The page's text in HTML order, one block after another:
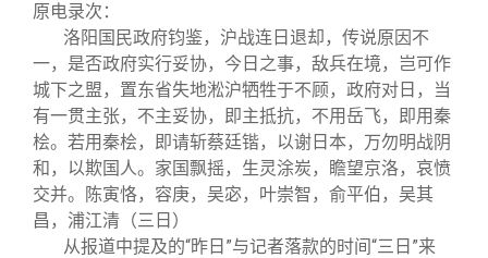
原电录次：
洛阳国民政府钧鉴，沪战连日退却，传说原因不
一，是否政府实行妥协，今日之事，敌兵在境，岂可作
城下之盟，置东省失地淞沪牺牲于不顾，政府对日，当
有一贯主张，不主妥协，即主抵抗，不用岳飞，即用秦
桧。若用秦桧，即请斩蔡廷锴，以谢日本，万勿明战阴
和，以欺国人。家国飘摇，生灵涂炭，瞻望京洛，哀愤
交并。陈寅恪，容庚，吴宓，叶崇智，俞平伯，吴其
昌，浦江清（三日）
从报道中提及的“昨日”与记者落款的时间“三日”来